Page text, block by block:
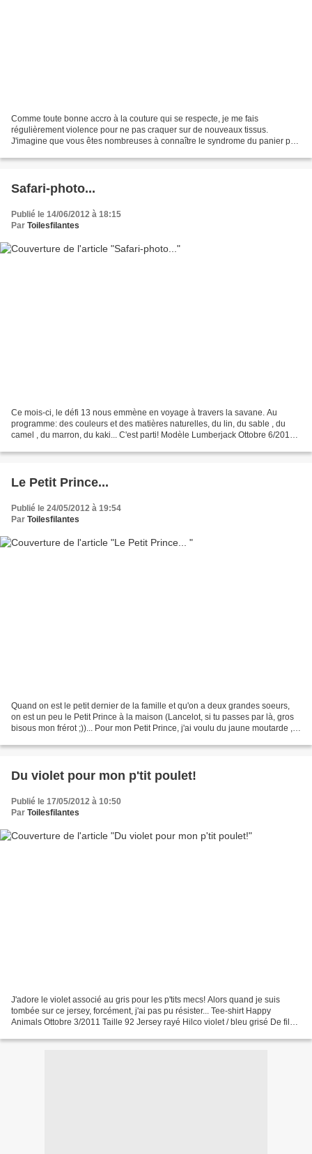
Comme toute bonne accro à la couture qui se respecte, je me fais
régulièrement violence pour ne pas craquer sur de nouveaux tissus.
J'imagine que vous êtes nombreuses à connaître le syndrome du panier prêt
Safari-photo...
Publié le 14/06/2012 à 18:15
Par Toilesfilantes
Ce mois-ci, le défi 13 nous emmène en voyage à travers la savane. Au
programme: des couleurs et des matières naturelles, du lin, du sable , du
camel , du marron, du kaki... C'est parti! Modèle Lumberjack Ottobre 6/2011
Le Petit Prince...
Publié le 24/05/2012 à 19:54
Par Toilesfilantes
Quand on est le petit dernier de la famille et qu'on a deux grandes soeurs,
on est un peu le Petit Prince à la maison (Lancelot, si tu passes par là, gros
bisous mon frérot ;))... Pour mon Petit Prince, j'ai voulu du jaune moutarde ,
Du violet pour mon p'tit poulet!
Publié le 17/05/2012 à 10:50
Par Toilesfilantes
J'adore le violet associé au gris pour les p'tits mecs! Alors quand je suis
tombée sur ce jersey, forcément, j'ai pas pu résister... Tee-shirt Happy
Animals Ottobre 3/2011 Taille 92 Jersey rayé Hilco violet / bleu grisé De fil